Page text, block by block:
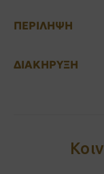
ΠΕΡΙΛΗΨΗ
ΔΙΑΚΗΡΥΞΗ